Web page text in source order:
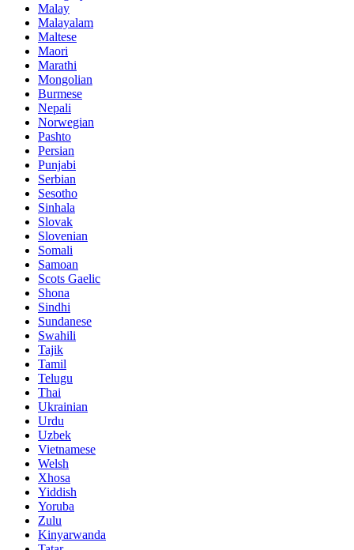
Malay
Malayalam
Maltese
Maori
Marathi
Mongolian
Burmese
Nepali
Norwegian
Pashto
Persian
Punjabi
Serbian
Sesotho
Sinhala
Slovak
Slovenian
Somali
Samoan
Scots Gaelic
Shona
Sindhi
Sundanese
Swahili
Tajik
Tamil
Telugu
Thai
Ukrainian
Urdu
Uzbek
Vietnamese
Welsh
Xhosa
Yiddish
Yoruba
Zulu
Kinyarwanda